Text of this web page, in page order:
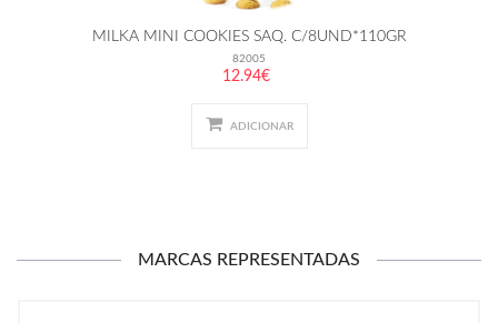
MILKA MINI COOKIES SAQ. C/8UND*110GR
82005
12.94€
ADICIONAR
MARCAS REPRESENTADAS